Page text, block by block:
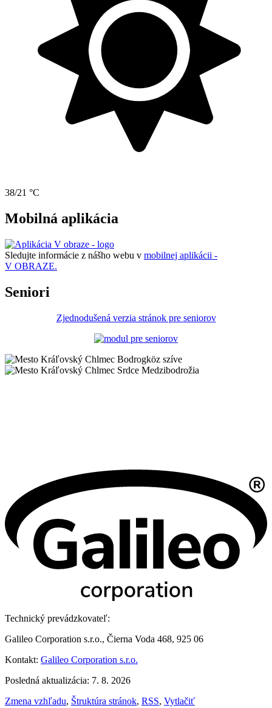
38/21 °C
Mobilná aplikácia
Sledujte informácie z nášho webu v mobilnej aplikácii -
V OBRAZE.
Seniori
Zjednodušená verzia stránok pre seniorov
Bodrogköz szíve
Srdce Medzibodrožia
Technický prevádzkovateľ:
Galileo Corporation s.r.o., Čierna Voda 468, 925 06
Kontakt: Galileo Corporation s.r.o.
Posledná aktualizácia: 7. 8. 2026
Zmena vzhľadu, Štruktúra stránok, RSS, Vytlačiť